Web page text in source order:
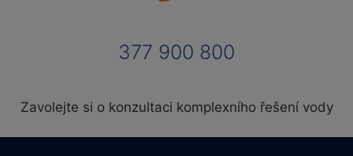
377 900 800
Zavolejte si o konzultaci komplexního řešení vody